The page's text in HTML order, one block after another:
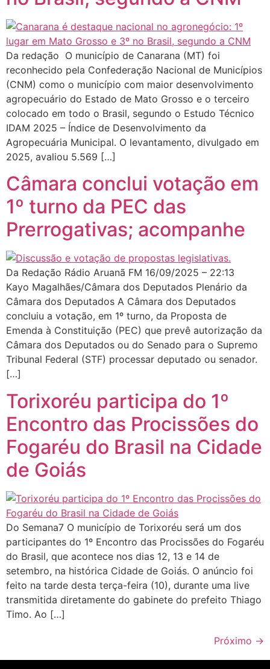
Da redação O município de Canarana (MT) foi
reconhecido pela Confederação Nacional de Municípios
(CNM) como o município com maior desenvolvimento
agropecuário do Estado de Mato Grosso e o terceiro
colocado em todo o Brasil, segundo o Estudo Técnico
IDAM 2025 – Índice de Desenvolvimento da
Agropecuária Municipal. O levantamento, divulgado em
2025, avaliou 5.569 […]
Câmara conclui votação em
1º turno da PEC das
Prerrogativas; acompanhe
Da Redação Rádio Aruanã FM 16/09/2025 – 22:13
Kayo Magalhães/Câmara dos Deputados Plenário da
Câmara dos Deputados A Câmara dos Deputados
concluiu a votação, em 1º turno, da Proposta de
Emenda à Constituição (PEC) que prevê autorização da
Câmara dos Deputados ou do Senado para o Supremo
Tribunal Federal (STF) processar deputado ou senador.
[…]
Torixoréu participa do 1º
Encontro das Procissões do
Fogaréu do Brasil na Cidade
de Goiás
Do Semana7 O município de Torixoréu será um dos
participantes do 1º Encontro das Procissões do Fogaréu
do Brasil, que acontece nos dias 12, 13 e 14 de
setembro, na histórica Cidade de Goiás. O anúncio foi
feito na tarde desta terça-feira (10), durante uma live
transmitida diretamente do gabinete do prefeito Thiago
Timo. Ao […]
Próximo →